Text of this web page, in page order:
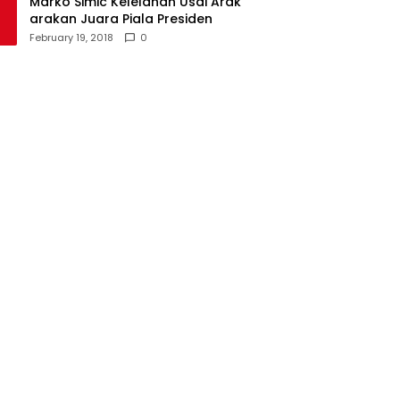
arakan Juara Piala Presiden
February 19, 2018 0